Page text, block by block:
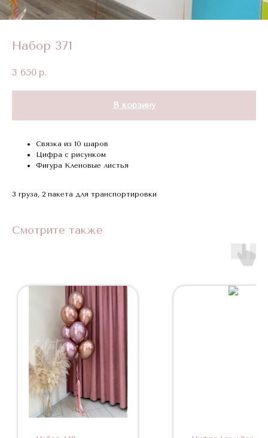
Набор 371
3 650 р.
В корзину
Связка из 10 шаров
Цифра с рисунком
Фигура Кленовые листья
3 груза, 2 пакета для транспортировки
Смотрите также